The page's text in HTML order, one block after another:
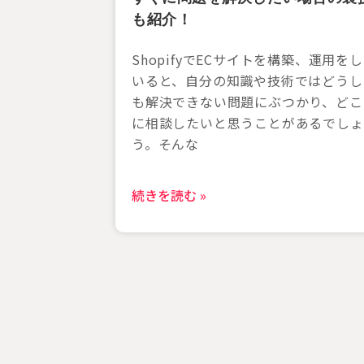
も紹介！
ShopifyでECサイトを構築、運用を
いると、自分の知識や技術ではどう
も解決できない問題にぶつかり、ど
に相談したいと思うことがあるでしょ
う。そんな
続きを読む »